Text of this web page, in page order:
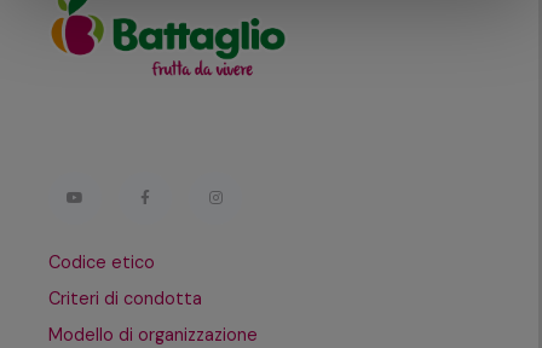
Codice etico
Criteri di condotta
Modello di organizzazione